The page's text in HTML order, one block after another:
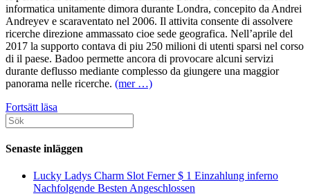
informatica unitamente dimora durante Londra, concepito da Andrei
Andreyev e scaraventato nel 2006. Il attivita consente di assolvere
ricerche direzione ammassato cioe sede geografica. Nell’aprile del
2017 la supporto contava di piu 250 milioni di utenti sparsi nel corso
di il paese. Badoo permette ancora di provocare alcuni servizi
durante deflusso mediante complesso da giungere una maggior
panorama nelle ricerche. (mer …)
Fortsätt läsa
Badoo:
qual
e
migliore
sito
Sök
efter:
Senaste inläggen
Lucky Ladys Charm Slot Ferner $ 1 Einzahlung inferno
Nachfolgende Besten Angeschlossen